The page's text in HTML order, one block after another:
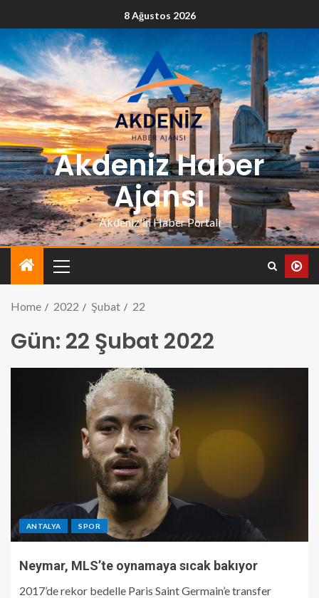
8 Ağustos 2026
Akdeniz Haber
Ajansı
Akdeniz'in Haber Portalı
Home 2022 Şubat 22
Gün: 22 Şubat 2022
ANTALYA SPOR
Neymar, MLS’te oynamaya sıcak bakıyor
2017’de rekor bedelle Paris Saint Germain’e transfer